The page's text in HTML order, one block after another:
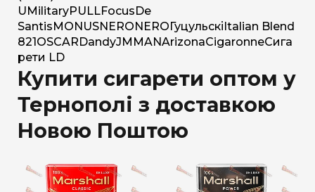
U MilitaryPULLFocus De
Santis MONUSNERO NERO Гуцульскі Italian Blend
821 OSCAR DandyJM MANArizonaCigaronneСига
рети LD
Купити сигарети оптом у
Тернополі з доставкою
Новою Поштою